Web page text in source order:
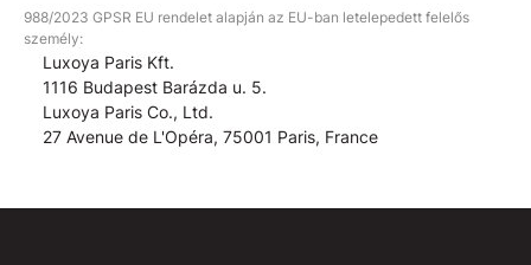
988/2023 GPSR EU rendelet alapján az EU-ban letelepedett felelős
személy:
Luxoya Paris Kft.
1116 Budapest Barázda u. 5.
Luxoya Paris Co., Ltd.
27 Avenue de L'Opéra, 75001 Paris, France